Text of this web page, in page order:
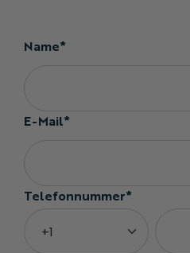
Name*
E-Mail*
Telefonnummer*